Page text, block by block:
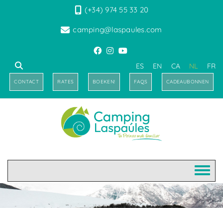
(+34) 974 55 33 20
camping@laspaules.com
ES EN CA NL FR
CONTACT RATES BOEKEN! FAQS CADEAUBONNEN